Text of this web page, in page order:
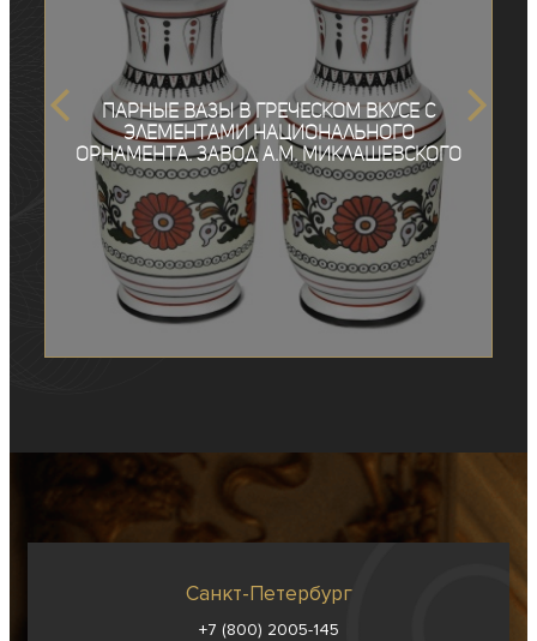
Парные вазы в греческом вкусе с
элементами национального
орнамента. Завод А.М. Миклашевского
Санкт-Петербург
+7 (800) 2005-145